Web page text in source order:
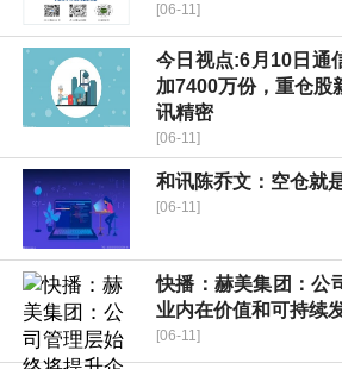
[06-11]
今日视点:6月10日通
加7400万份，重仓股
讯精密
[06-11]
和讯陈乔文：空仓就
[06-11]
快播：赫美集团：公
业内在价值和可持续
[06-11]